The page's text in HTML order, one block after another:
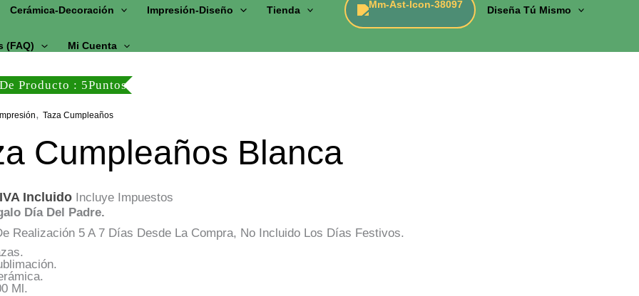
Cerámica-Decoración Impresión-Diseño Tienda Diseña Tú Mismo
(fAQ) Mi Cuenta
Producto : 5Puntos
Impresión,Taza Cumpleaños
Cumpleaños Blanca
IVA Incluido Incluye Impuestos
Día Del Padre.
Realización 5 A 7 Días Desde La Compra, No Incluido Los Días Festivos.
Ml.